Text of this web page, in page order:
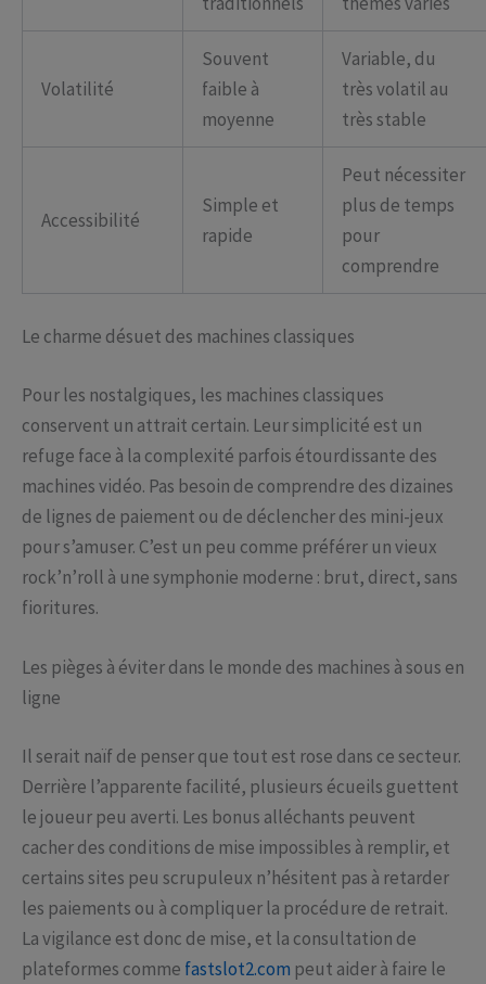
Volatilité
Souvent
faible à
moyenne
Variable, du
très volatil au
très stable
Accessibilité
Simple et
rapide
Peut nécessiter
plus de temps
pour
comprendre
Le charme désuet des machines classiques
Pour les nostalgiques, les machines classiques
conservent un attrait certain. Leur simplicité est un
refuge face à la complexité parfois étourdissante des
machines vidéo. Pas besoin de comprendre des dizaines
de lignes de paiement ou de déclencher des mini-jeux
pour s’amuser. C’est un peu comme préférer un vieux
rock’n’roll à une symphonie moderne : brut, direct, sans
fioritures.
Les pièges à éviter dans le monde des machines à sous en
ligne
Il serait naïf de penser que tout est rose dans ce secteur.
Derrière l’apparente facilité, plusieurs écueils guettent
le joueur peu averti. Les bonus alléchants peuvent
cacher des conditions de mise impossibles à remplir, et
certains sites peu scrupuleux n’hésitent pas à retarder
les paiements ou à compliquer la procédure de retrait.
La vigilance est donc de mise, et la consultation de
plateformes comme fastslot2.com peut aider à faire le